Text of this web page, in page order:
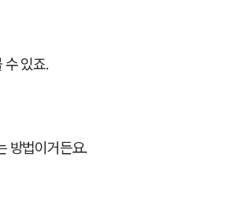
수 있죠.
방법이거든요.